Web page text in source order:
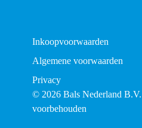
Inkoopvoorwaarden
Algemene voorwaarden
Privacy
© 2026 Bals Nederland
voorbehouden